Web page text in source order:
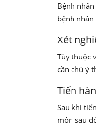
Bệnh
bệnh
Xét
Tùy thuộc
cần chú ý
Tiến
Sau khi
môn sau